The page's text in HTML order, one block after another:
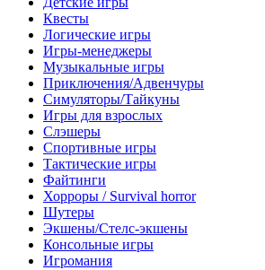
Квесты
Логические игры
Игры-менеджеры
Музыкальные игры
Приключения/Адвенчуры
Симуляторы/Тайкуны
Игры для взрослых
Слэшеры
Спортивные игры
Тактические игры
Файтинги
Хорроры / Survival horror
Шутеры
Экшены/Стелс-экшены
Консольные игры
Игромания